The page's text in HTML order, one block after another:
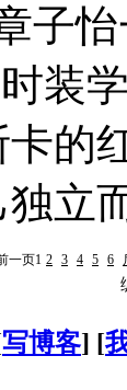
子
装
的
立
一页1 2 3 4 5 6
编
写博客] [